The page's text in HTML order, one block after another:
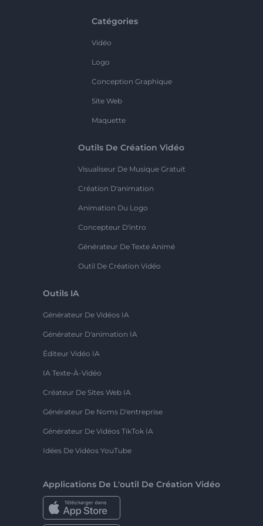
Catégories
Vidéo
Logo
Conception Graphique
Site Web
Maquette
Outils De Création Vidéo
Visualiseur De Musique Gratuit
Création D'animation
Animation Du Logo
Concepteur D'intro
Générateur De Texte Animé
Outil De Création Vidéo
Outils IA
Générateur De Vidéos IA
Générateur D'animation IA
Éditeur Vidéo IA
IA Texte-À-Vidéo
Créateur De Sites Web IA
Générateur De Noms D'entreprise
Générateur De Vidéos TikTok IA
Idées De Vidéos YouTube
Applications De L'outil De Création Vidéo